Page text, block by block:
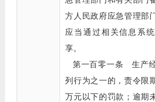
方人民政府应急管理部
应当通过相关信息系
享。
第一百零一条 生产
列行为之一的，责令限
万元以下的罚款；逾期